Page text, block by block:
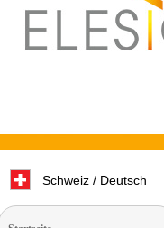
Schweiz / Deutsch